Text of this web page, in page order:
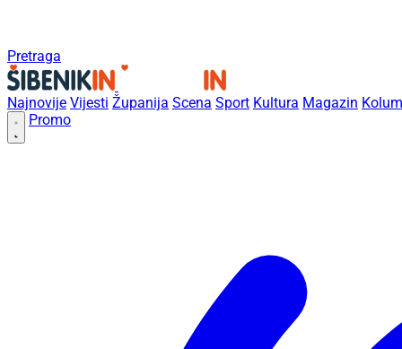
Pretraga
Najnovije Vijesti Županija Scena Sport Kultura Magazin
Promo